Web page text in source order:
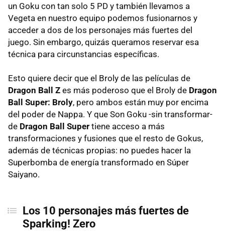
un Goku con tan solo 5 PD y también llevamos a
Vegeta en nuestro equipo podemos fusionarnos y
acceder a dos de los personajes más fuertes del
juego. Sin embargo, quizás queramos reservar esa
técnica para circunstancias específicas.
Esto quiere decir que el Broly de las películas de
Dragon Ball Z es más poderoso que el Broly de Dragon
Ball Super: Broly, pero ambos están muy por encima
del poder de Nappa. Y que Son Goku -sin transformar-
de Dragon Ball Super tiene acceso a más
transformaciones y fusiones que el resto de Gokus,
además de técnicas propias: no puedes hacer la
Superbomba de energía transformado en Súper
Saiyano.
Los 10 personajes más fuertes de
Sparking! Zero